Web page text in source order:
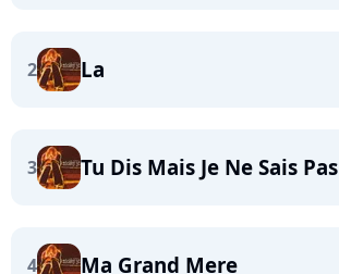
2 La
3 Tu Dis Mais Je Ne Sais Pas
4 Ma Grand Mere